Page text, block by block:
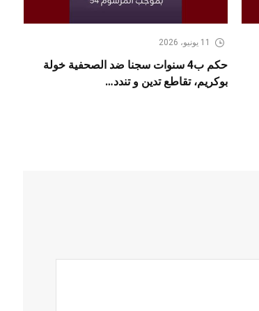
11 يونيو، 2026
حكم ب4 سنوات سجنا ضد الصحفية خولة
بوكريم، تقاطع تدين و تندد…